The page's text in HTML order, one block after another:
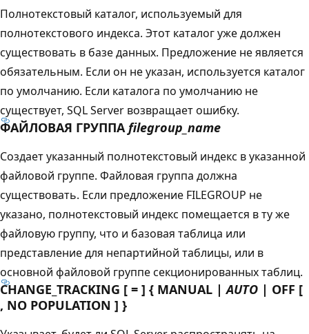
Полнотекстовый каталог, используемый для
полнотекстового индекса. Этот каталог уже должен
существовать в базе данных. Предложение не является
обязательным. Если он не указан, используется каталог
по умолчанию. Если каталога по умолчанию не
существует, SQL Server возвращает ошибку.
ФАЙЛОВАЯ ГРУППА filegroup_name
Создает указанный полнотекстовый индекс в указанной
файловой группе. Файловая группа должна
существовать. Если предложение FILEGROUP не
указано, полнотекстовый индекс помещается в ту же
файловую группу, что и базовая таблица или
представление для непартийной таблицы, или в
основной файловой группе секционированных таблиц.
CHANGE_TRACKING [ = ] { MANUAL |AUTO | OFF [
, NO POPULATION ] }